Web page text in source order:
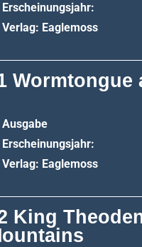
Erscheinungsjahr:
Verlag: Eaglemoss
Wormtongue
Ausgabe
Erscheinungsjahr:
Verlag: Eaglemoss
King